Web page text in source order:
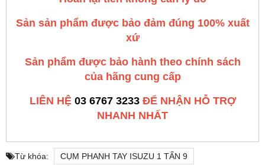
Sản sản phẩm được bảo đảm đúng 100% xuất
xứ
Sản phẩm được bảo hành theo chính sách
của hãng cung cấp
LIÊN HỆ03 6767 3233 ĐỂ NHẬN HỖ TRỢ
NHANH NHẤT
Từ khóa: CỤM PHANH TAY ISUZU 1 TẤN 9